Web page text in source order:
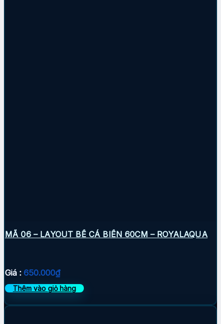
MÃ 06 – LAYOUT BỂ CÁ BIỂN 60CM – ROYALAQUA
Giá : 650.000₫
Thêm vào giỏ hàng